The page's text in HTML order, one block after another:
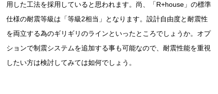
用した工法を採用していると思われます。尚、「R+house」の標準
仕様の耐震等級は「等級2相当」となります。設計自由度と耐震性
を両立する為のギリギリのラインといったところでしょうか。オプ
ションで制震システムを追加する事も可能なので、耐震性能を重視
したい方は検討してみては如何でしょう。